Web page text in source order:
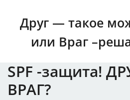
Друг — такое
или Враг
SPF -защита!
ВРАГ?